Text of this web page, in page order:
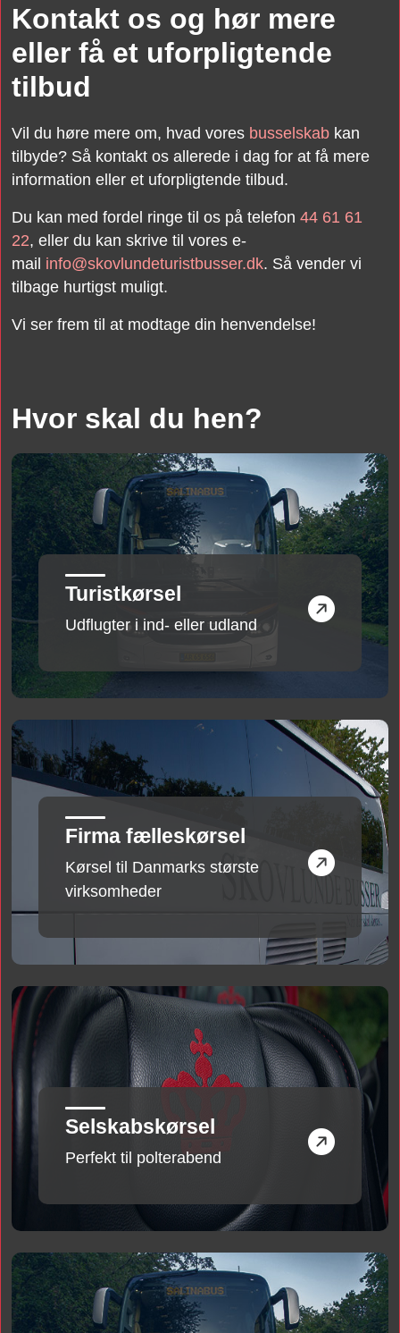
Kontakt os og hør mere
eller få et uforpligtende
tilbud
Vil du høre mere om, hvad vores busselskab kan
tilbyde? Så kontakt os allerede i dag for at få mere
information eller et uforpligtende tilbud.
Du kan med fordel ringe til os på telefon 44 61 61
22, eller du kan skrive til vores e-
mail info@skovlundeturistbusser.dk. Så vender vi
tilbage hurtigst muligt.
Vi ser frem til at modtage din henvendelse!
Hvor skal du hen?
Turistkørsel
Udflugter i ind- eller udland
Firma fælleskørsel
Kørsel til Danmarks største
virksomheder
Selskabskørsel
Perfekt til polterabend